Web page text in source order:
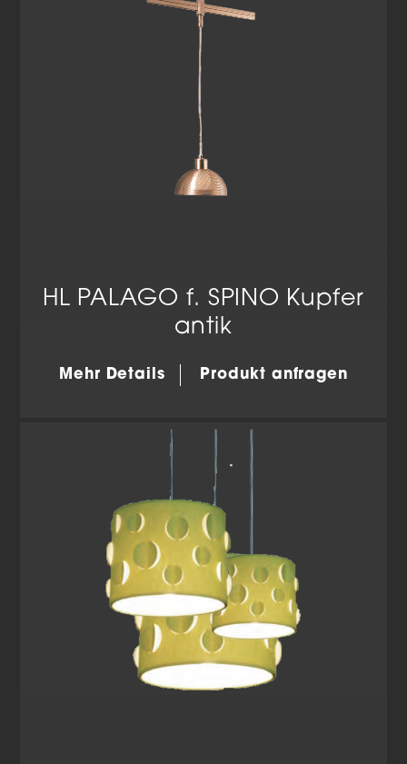
HL PALAGO f. SPINO Kupfer
antik
Mehr Details Produkt anfragen
Datenschutzerklärung